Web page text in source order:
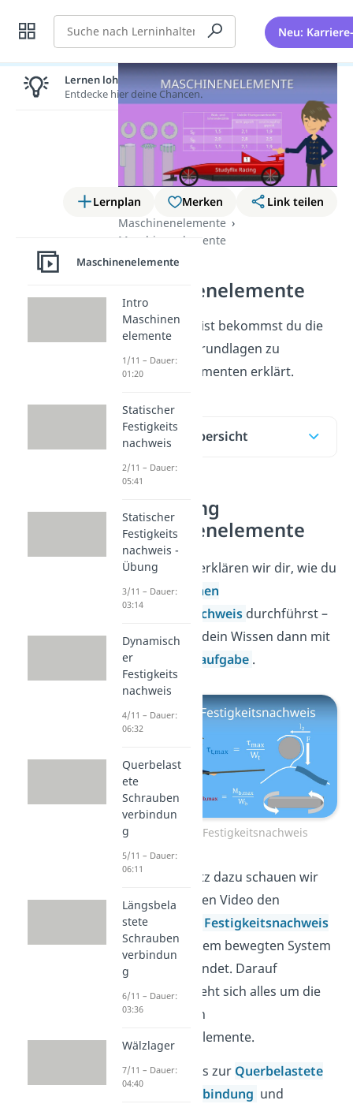
Suche Neu:
Lernplan Merken
Link teilen
Maschinenelemente
Maschinenelemente
Intro
Maschinenelemente
In dieser Playlist bekommst du die
wichtigsten Grundlagen zu
Maschinenelementen erklärt.
Inhaltsübersicht
Gliederung
Maschinenelemente
Zu allererst erklären wir dir, wie du
einenStatischen
Festigkeitsnachweis durchführst –
und vertiefen dein Wissen dann mit
einer
Übungsaufgabe .
Statischer Festigkeitsnachweis
Im Gegensatz dazu schauen wir
uns im nächsten Video den
Dynamischen Festigkeitsnachweis
an, der bei einem bewegten System
Anwendung findet. Darauf
aufbauend dreht sich alles um die
verschiedenen
Verbindungselemente.
In den Videos zur Querbelastete
Schraubenverbindung und
Lernen lohnt sich!
Entdecke hier deine Chancen.
Maschinenelemente
Intro
Maschinen
elemente
1/11 – Dauer:
01:20
Statischer
Festigkeits
nachweis
2/11 – Dauer:
05:41
Statischer
Festigkeits
nachweis -
Übung
3/11 – Dauer:
03:14
Dynamisch
er
Festigkeits
nachweis
4/11 – Dauer:
06:32
Querbelast
ete
Schrauben
verbindun
g
5/11 – Dauer:
06:11
Längsbela
stete
Schrauben
verbindun
g
6/11 – Dauer:
03:36
Wälzlager
7/11 – Dauer:
04:40